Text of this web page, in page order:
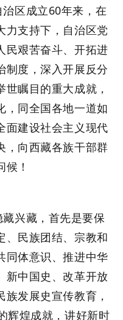
区成立60年来，在
力支持下，自治区党
民艰苦奋斗、开拓进
制度，深入开展反分
瞩目的重大成就，
，同全国各地一道如
面建设社会主义现代
，向西藏各族干部群
！
兴藏，首先是要保
、民族团结、宗教和
同体意识、推进中华
新中国史、改革开放
发展史宣传教育，
辉煌成就，讲好新时